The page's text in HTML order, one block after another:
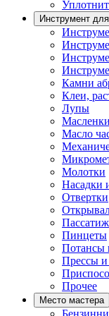
Инструмент
Камни
Клеи,
Лупы
Масло
Молотки
Насадки
Отвертки
Пинцеты
Потансы
Прессы
Прочее
Место мастера